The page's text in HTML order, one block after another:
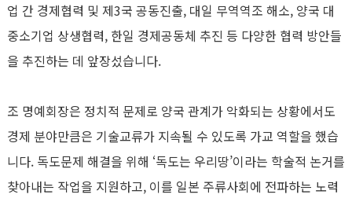
업 간 경제협력 및 제3국 공동진출, 대일 무역역조 해소, 양국 대
중소기업 상생협력, 한일 경제공동체 추진 등 다양한 협력 방안들
을 추진하는 데 앞장섰습니다.
조 명예회장은 정치적 문제로 양국 관계가 악화되는 상황에서도
경제 분야만큼은 기술교류가 지속될 수 있도록 가교 역할을 했습
니다. 독도문제 해결을 위해 ‘독도는 우리땅’이라는 학술적 논거를
찾아내는 작업을 지원하고, 이를 일본 주류사회에 전파하는 노력